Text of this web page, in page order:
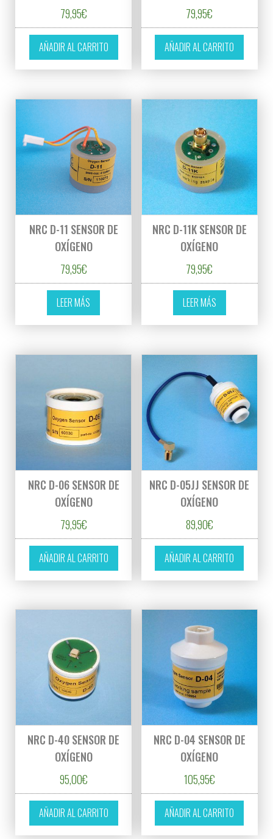
79,95€
AÑADIR AL CARRITO
79,95€
AÑADIR AL CARRITO
NRC D-11 SENSOR DE
OXÍGENO
79,95€
LEER MÁS
NRC D-11K SENSOR DE
OXÍGENO
79,95€
LEER MÁS
NRC D-06 SENSOR DE
OXÍGENO
79,95€
AÑADIR AL CARRITO
NRC D-05JJ SENSOR DE
OXÍGENO
89,90€
AÑADIR AL CARRITO
NRC D-40 SENSOR DE
OXÍGENO
95,00€
AÑADIR AL CARRITO
NRC D-04 SENSOR DE
OXÍGENO
105,95€
AÑADIR AL CARRITO